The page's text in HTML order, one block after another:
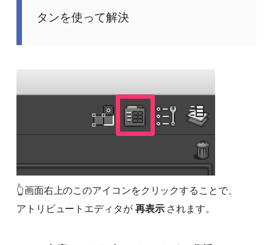
タンを使って解決
👆画面右上のこのアイコンをクリックすることで、
アトリビュートエディタが 再表示されます。